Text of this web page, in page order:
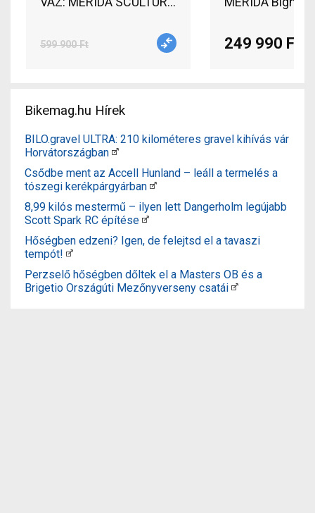
599 900 Ft 249 990 Ft
Bikemag.hu Hírek
BILO.gravel ULTRA: 210 kilométeres gravel kihívás vár
Horvátországban
Csődbe ment az Accell Hunland – leáll a termelés a
tószegi kerékpárgyárban
8,99 kilós mestermű – ilyen lett Dangerholm legújabb
Scott Spark RC építése
Hőségben edzeni? Igen, de felejtsd el a tavaszi
tempót!
Perzselő hőségben dőltek el a Masters OB és a
Brigetio Országúti Mezőnyverseny csatái